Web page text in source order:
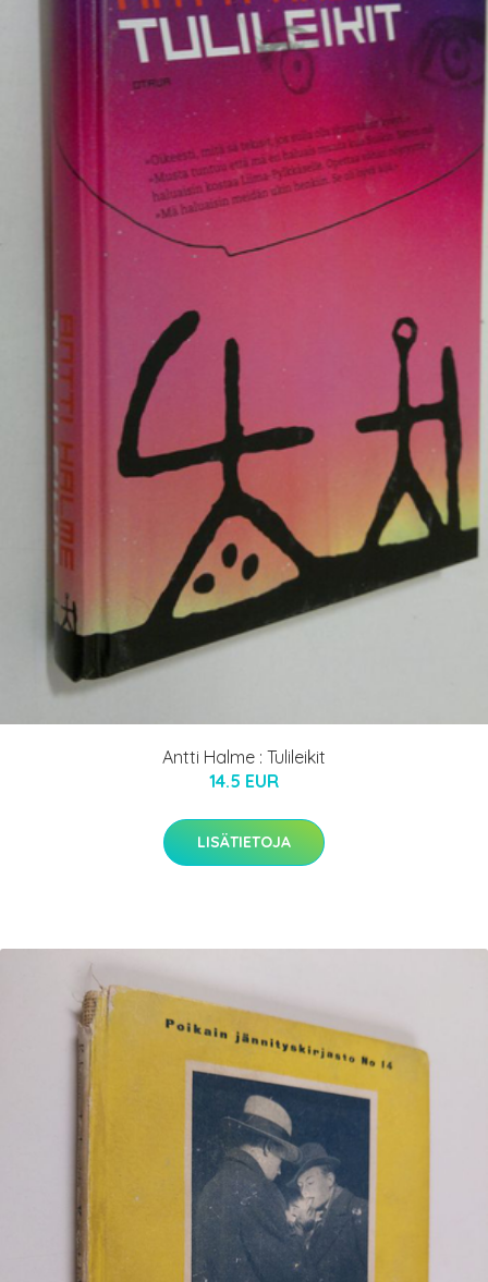
Antti Halme : Tulileikit
14.5 EUR
LISÄTIETOJA